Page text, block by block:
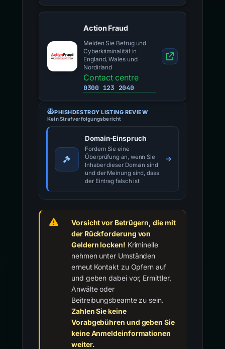
Action Fraud
Melden Sie Betrug und
Cyberkriminalität in
England, Wales und
Nordirland
Contact centre
0300 123 2040
PHISHDESTROY LISTING REVIEW
Kein Strafverfolgungsbericht
Domain-Einspruch
Fordern Sie eine
Überprüfung an, wenn Sie
Inhaber dieser Domain sind
und der Meinung sind, dass
der Eintrag falsch ist
Vorsicht vor Betrügern, die mit
der Rückforderung von
Geldern locken! Kriminelle
nehmen unter Umständen
erneut Kontakt zu Opfern auf
und geben dabei vor, Ermittler,
Anwälte oder
Beitreibungsbeamte zu sein.
Zahlen Sie keine
Vorabgebühren und geben Sie
keine Anmeldeinformationen
weiter.